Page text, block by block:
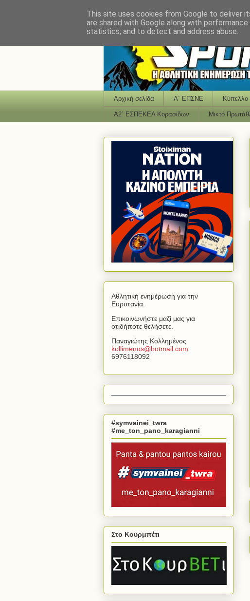
Αρχική σελίδα Α΄ ΕΠΣΝΕ
Α2΄ ΕΣΠΕΚΕΛ Κορασίδων Μικτό
Αθλητική ενημέρωση για την
Ευρυτανία.
Επικοινωνήστε μαζί μας για
οτιδήποτε θελήσετε.
Παναγιώτης Κολλημένος
kollimenos@hotmail com
6976118092
#symvainei_twra
#me_ton_pano_karagianni
Στο Κουρμπέτι
This site uses cookies from Google to deliver
are shared with Google along with
statistics, and to detect and address abuse.